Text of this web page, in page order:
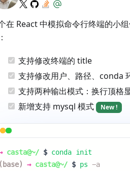
在 React 中模拟命令行终端的小
支持修改终端的 title
支持修改用户、路径、conda
支持两种输出模式：换行顶格
新增支持 mysql 模式
New !
casta@~/ $ conda init
(base) → casta@~/ $ ps -a